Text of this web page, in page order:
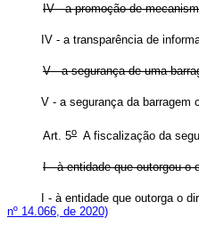
IV - a promoção de
IV - a transparência de
V - a segurança de uma
V - a segurança da
Art. 5o A fiscalização da
I - à entidade que outorgou o
I - à entidade que outorga o
nº 14.066, de 2020)